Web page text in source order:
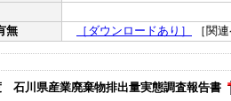
無
［ダウンロードあり］ ［関
石川県産業廃棄物排出量実態調査報告書